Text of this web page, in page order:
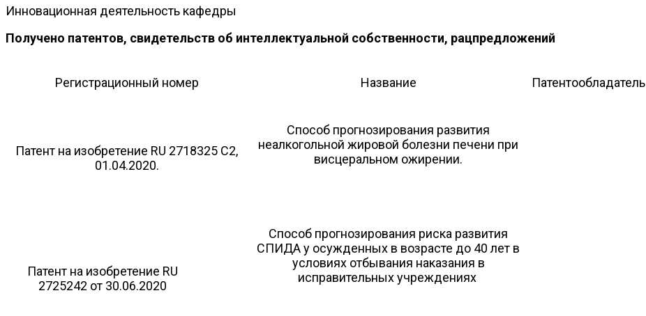
Инновационная деятельность кафедры
Получено патентов, свидетельств об интеллектуальной собственности, рацпредложений
Регистрационный номер Название Патентообладатель
Патент на изобретение RU 2718325 C2,
01.04.2020.
Способ прогнозирования развития
неалкогольной жировой болезни печени при
висцеральном ожирении.
Патент на изобретение RU
2725242 от 30.06.2020
Способ прогнозирования риска развития
СПИДА у осужденных в возрасте до 40 лет в
условиях отбывания наказания в
исправительных учреждениях